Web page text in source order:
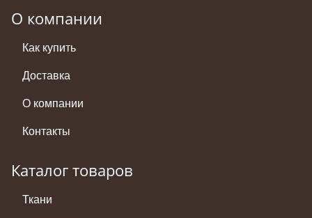
О компании
Как купить
Доставка
О компании
Контакты
Каталог товаров
Ткани